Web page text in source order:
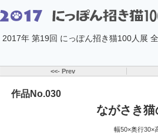
2017年 第19回 にっぽん招き猫100人展
<<- Prev
作品No.030
ながさき猫
幅50×奥行30×